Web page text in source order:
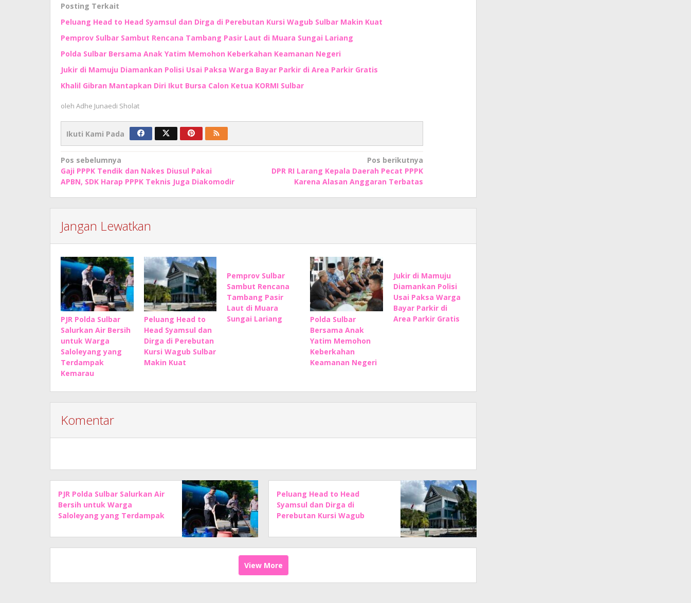
Posting Terkait
Peluang Head to Head Syamsul dan Dirga di Perebutan Kursi Wagub Sulbar Makin Kuat
Pemprov Sulbar Sambut Rencana Tambang Pasir Laut di Muara Sungai Lariang
Polda Sulbar Bersama Anak Yatim Memohon Keberkahan Keamanan Negeri
Jukir di Mamuju Diamankan Polisi Usai Paksa Warga Bayar Parkir di Area Parkir Gratis
Khalil Gibran Mantapkan Diri Ikut Bursa Calon Ketua KORMI Sulbar
oleh Adhe Junaedi Sholat
Ikuti Kami Pada
Navigasi
pos
Pos sebelumnya
Gaji PPPK Tendik dan Nakes Diusul Pakai
APBN, SDK Harap PPPK Teknis Juga Diakomodir
Pos berikutnya
DPR RI Larang Kepala Daerah Pecat PPPK
Karena Alasan Anggaran Terbatas
Jangan Lewatkan
PJR Polda Sulbar
Salurkan Air Bersih
untuk Warga
Saloleyang yang
Terdampak
Kemarau
Peluang Head to
Head Syamsul dan
Dirga di Perebutan
Kursi Wagub Sulbar
Makin Kuat
Pemprov Sulbar
Sambut Rencana
Tambang Pasir
Laut di Muara
Sungai Lariang
Polda Sulbar
Bersama Anak
Yatim Memohon
Keberkahan
Keamanan Negeri
Jukir di Mamuju
Diamankan Polisi
Usai Paksa Warga
Bayar Parkir di
Area Parkir Gratis
Komentar
PJR Polda Sulbar Salurkan Air
Bersih untuk Warga
Saloleyang yang Terdampak
Peluang Head to Head
Syamsul dan Dirga di
Perebutan Kursi Wagub
View More